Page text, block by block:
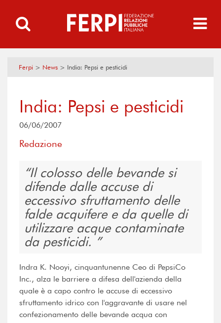
Ferpi > News > India: Pepsi e pesticidi
India: Pepsi e pesticidi
06/06/2007
Redazione
Il colosso delle bevande si
difende dalle accuse di
eccessivo sfruttamento delle
falde acquifere e da quelle di
utilizzare acque contaminate
da pesticidi.
Indra K. Nooyi, cinquantunenne Ceo di PepsiCo
Inc., alza le barriere a difesa dell'azienda della
quale è a capo contro le accuse di eccessivo
sfruttamento idrico con l'aggravante di usare nel
confezionamento delle bevande acqua con